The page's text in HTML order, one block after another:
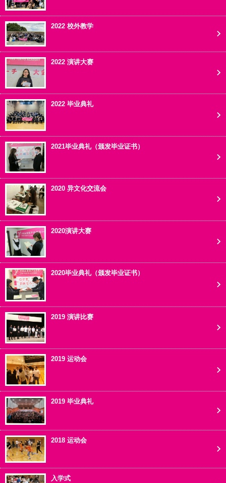
2022 校外教学
2022 演讲大赛
2022 毕业典礼
2021毕业典礼（颁发毕业证书）
2020 异文化交流会
2020演讲大赛
2020毕业典礼（颁发毕业证书）
2019 演讲比赛
2019 运动会
2019 毕业典礼
2018 运动会
入学式